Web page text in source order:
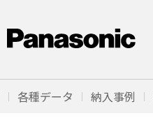
各種データ 納入事例